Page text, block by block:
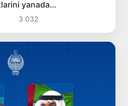
yanada
muhokama qilindi
3 032